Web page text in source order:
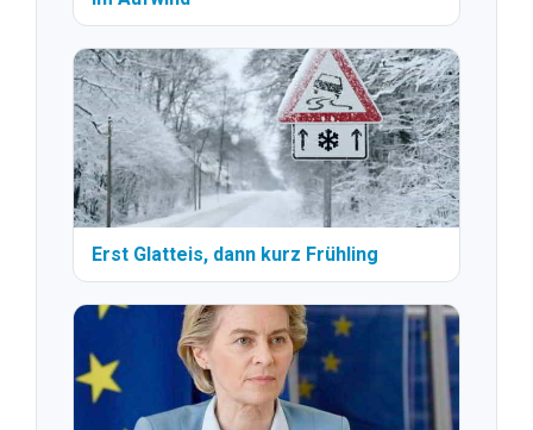
Erst Glatteis, dann kurz Frühling